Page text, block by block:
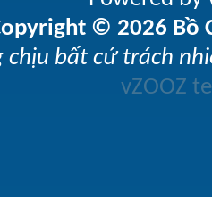
© 2026 Bồ
chịu bất cứ trách
vZOOZ